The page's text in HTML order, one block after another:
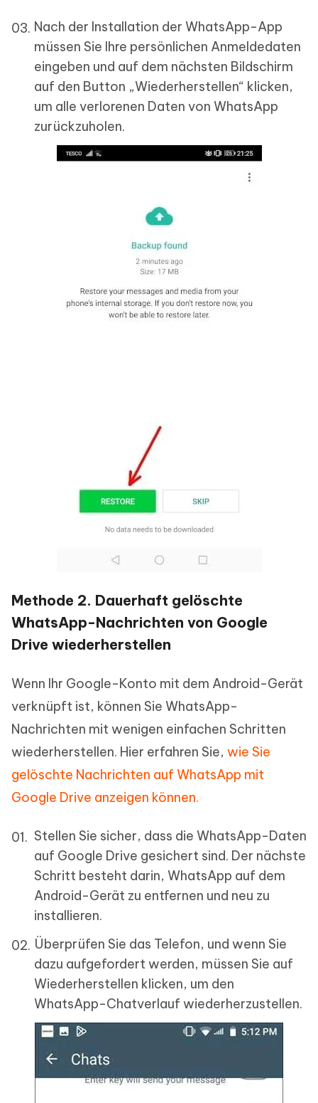
Nach der Installation der WhatsApp-App
müssen Sie Ihre persönlichen Anmeldedaten
eingeben und auf dem nächsten Bildschirm
auf den Button „Wiederherstellen“ klicken,
um alle verlorenen Daten von WhatsApp
zurückzuholen.
Methode 2. Dauerhaft gelöschte
WhatsApp-Nachrichten von Google
Drive wiederherstellen
Wenn Ihr Google-Konto mit dem Android-Gerät
verknüpft ist, können Sie WhatsApp-
Nachrichten mit wenigen einfachen Schritten
wiederherstellen. Hier erfahren Sie, wie Sie
gelöschte Nachrichten auf WhatsApp mit
Google Drive anzeigen können.
Stellen Sie sicher, dass die WhatsApp-Daten
auf Google Drive gesichert sind. Der nächste
Schritt besteht darin, WhatsApp auf dem
Android-Gerät zu entfernen und neu zu
installieren.
Überprüfen Sie das Telefon, und wenn Sie
dazu aufgefordert werden, müssen Sie auf
Wiederherstellen klicken, um den
WhatsApp-Chatverlauf wiederherzustellen.